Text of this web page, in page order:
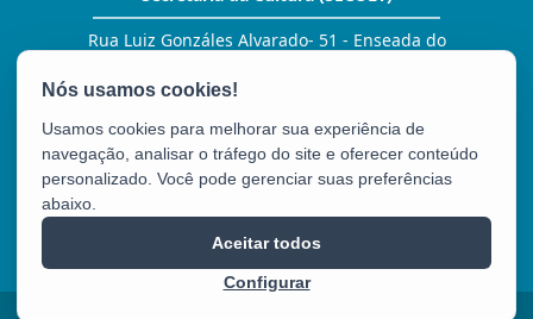
Rua Luiz Gonzáles Alvarado- 51 - Enseada do
CEP: 29050-380 - Vitória / ES
E-mail:comunicacao@secult.es.gov.br
Usamos cookies para melhorar sua experiência de
navegação, analisar o tráfego do site e oferecer conteúdo
personalizado. Você pode gerenciar suas preferências
abaixo.
Configurar
Aceitar todos